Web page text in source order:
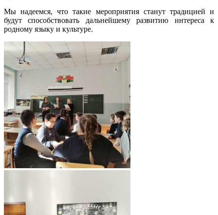
Мы надеемся, что такие мероприятия станут традицией и
будут способствовать дальнейшему развитию интереса к
родному языку и культуре.